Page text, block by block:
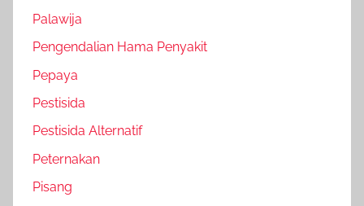
Palawija
Pengendalian Hama Penyakit
Pepaya
Pestisida
Pestisida Alternatif
Peternakan
Pisang